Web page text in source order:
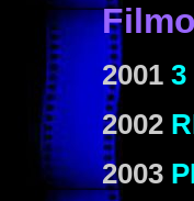
2001 3
2002
2003